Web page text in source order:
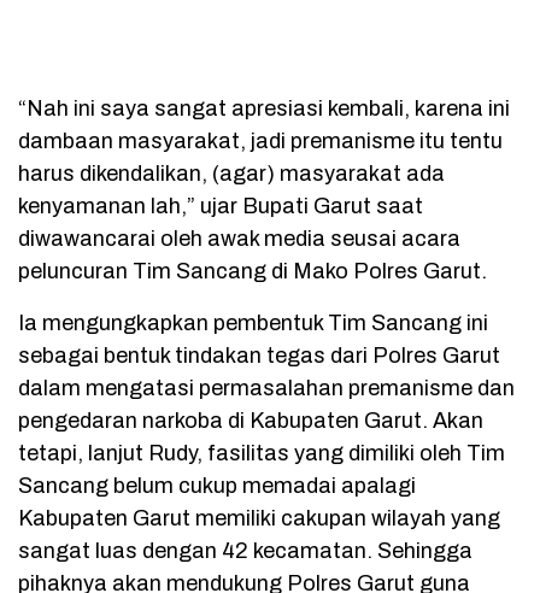
“Nah ini saya sangat apresiasi kembali, karena ini
dambaan masyarakat, jadi premanisme itu tentu
harus dikendalikan, (agar) masyarakat ada
kenyamanan lah,” ujar Bupati Garut saat
diwawancarai oleh awak media seusai acara
peluncuran Tim Sancang di Mako Polres Garut.
Ia mengungkapkan pembentuk Tim Sancang ini
sebagai bentuk tindakan tegas dari Polres Garut
dalam mengatasi permasalahan premanisme dan
pengedaran narkoba di Kabupaten Garut. Akan
tetapi, lanjut Rudy, fasilitas yang dimiliki oleh Tim
Sancang belum cukup memadai apalagi
Kabupaten Garut memiliki cakupan wilayah yang
sangat luas dengan 42 kecamatan. Sehingga
pihaknya akan mendukung Polres Garut guna